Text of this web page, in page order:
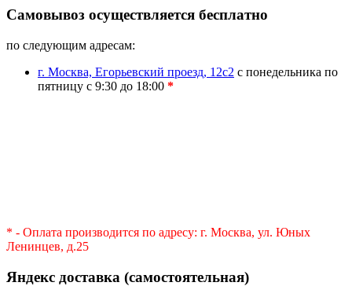
Самовывоз осуществляется бесплатно
по следующим адресам:
г. Москва, Егорьевский проезд, 12с2 с понедельника по
пятницу с 9:30 до 18:00 *
* - Оплата производится по адресу: г. Москва, ул. Юных
Ленинцев, д.25
Яндекс доставка (самостоятельная)